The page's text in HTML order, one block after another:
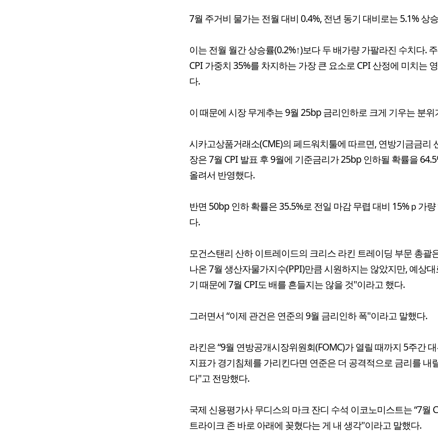
7월 주거비 물가는 전월 대비 0.4%, 전년 동기 대비로는 5.1% 상
이는 전월 월간 상승률(0.2%↑)보다 두 배가량 가팔라진 수치다.
CPI 가중치 35%를 차지하는 가장 큰 요소로 CPI 산정에 미치는
다.
이 때문에 시장 무게추는 9월 25bp 금리인하로 크게 기우는 분위
시카고상품거래소(CME)의 페드워치툴에 따르면, 연방기금금리
장은 7월 CPI 발표 후 9월에 기준금리가 25bp 인하될 확률을
올려서 반영했다.
반면 50bp 인하 확률은 35.5%로 전일 마감 무렵 대비 15%ｐ가
다.
모건스탠리 산하 이트레이드의 크리스 라킨 트레이딩 부문 총괄
나온 7월 생산자물가지수(PPI)만큼 시원하지는 않았지만, 예상
기 때문에 7월 CPI도 배를 흔들지는 않을 것"이라고 했다.
그러면서 “이제 관건은 연준의 9월 금리인하 폭"이라고 말했다.
라킨은 “9월 연방공개시장위원회(FOMC)가 열릴 때까지 5주간
지표가 경기침체를 가리킨다면 연준은 더 공격적으로 금리를 내
다"고 전망했다.
국제 신용평가사 무디스의 마크 잔디 수석 이코노미스트는 “7월
트라이크 존 바로 아래에 꽂혔다는 게 내 생각"이라고 말했다.